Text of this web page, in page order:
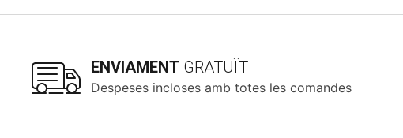
ENVIAMENT GRATUÏT
Despeses incloses amb totes les comandes